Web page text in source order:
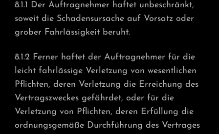
8.1.1 Der Auftragnehmer haftet unbeschränkt,
soweit die Schadensursache auf Vorsatz oder
grober Fahrlässigkeit beruht.
8.1.2 Ferner haftet der Auftragnehmer für die
leicht fahrlässige Verletzung von wesentlichen
Pflichten, deren Verletzung die Erreichung des
Vertragszweckes gefährdet, oder für die
Verletzung von Pflichten, deren Erfüllung die
ordnungsgemäße Durchführung des Vertrages